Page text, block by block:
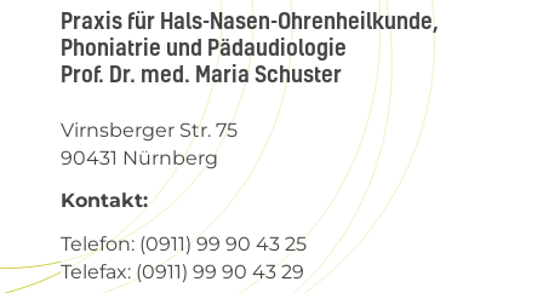
Praxis für Hals-Nasen-Ohrenheilkunde,
Phoniatrie und Pädaudiologie
Prof. Dr. med. Maria Schuster
Virnsberger Str. 75
90431 Nürnberg
Kontakt:
Telefon: (0911) 99 90 43 25
Telefax: (0911) 99 90 43 29